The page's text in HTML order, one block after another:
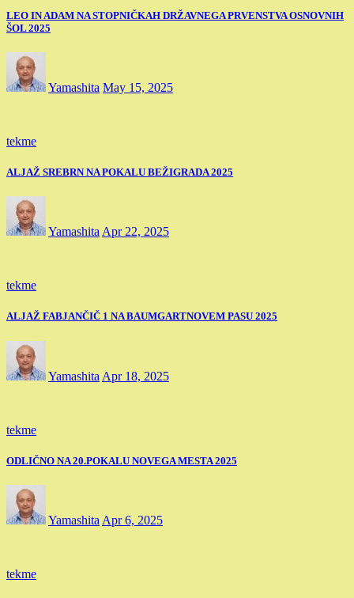
LEO IN ADAM NA STOPNIČKAH DRŽAVNEGA PRVENSTVA OSNOVNIH
ŠOL 2025
Yamashita May 15, 2025
tekme
ALJAŽ SREBRN NA POKALU BEŽIGRADA 2025
Yamashita Apr 22, 2025
tekme
ALJAŽ FABJANČIČ 1 NA BAUMGARTNOVEM PASU 2025
Yamashita Apr 18, 2025
tekme
ODLIČNO NA 20.POKALU NOVEGA MESTA 2025
Yamashita Apr 6, 2025
tekme